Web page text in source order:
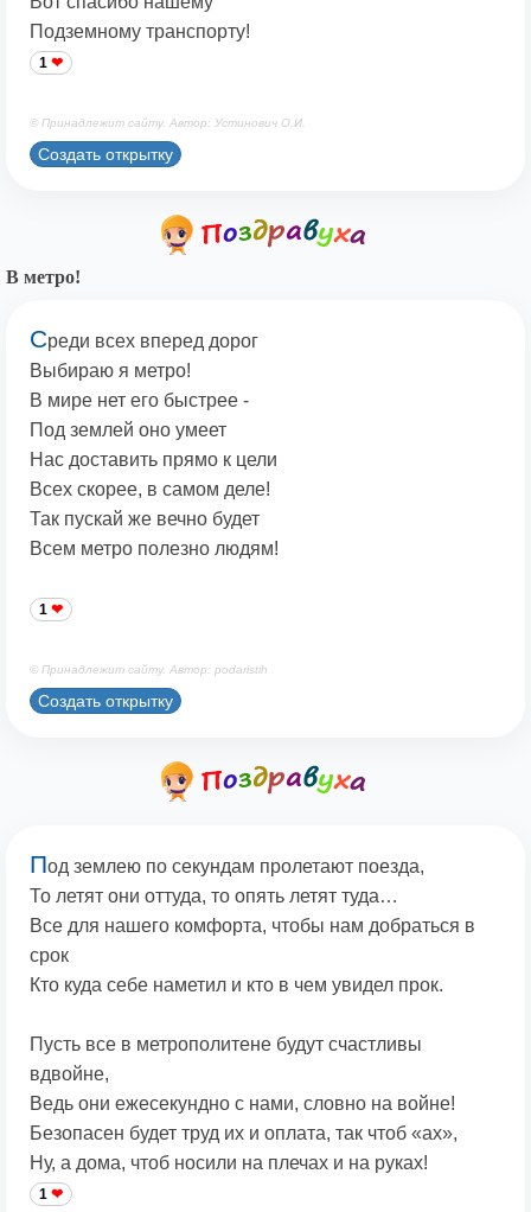
Подземному транспорту!
1
© Принадлежит сайту. Автор: Устинович О.И.
Создать открытку
В метро!
Среди всех вперед дорог
Выбираю я метро!
В мире нет его быстрее -
Под землей оно умеет
Нас доставить прямо к цели
Всех скорее, в самом деле!
Так пускай же вечно будет
Всем метро полезно людям!
1
© Принадлежит сайту. Автор: podaristih
Создать открытку
Под землею по секундам пролетают поезда,
То летят они оттуда, то опять летят туда…
Все для нашего комфорта, чтобы нам добраться в
срок
Кто куда себе наметил и кто в чем увидел прок.
Пусть все в метрополитене будут счастливы
вдвойне,
Ведь они ежесекундно с нами, словно на войне!
Безопасен будет труд их и оплата, так чтоб «ах»,
Ну, а дома, чтоб носили на плечах и на руках!
1